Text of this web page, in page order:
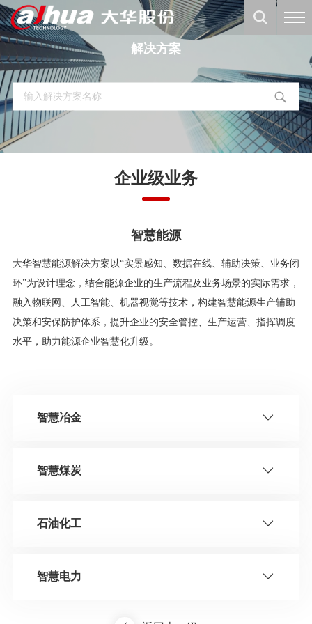
解决方案
企业级业务
智慧能源
大华智慧能源解决方案以“实景感知、数据在线、辅助决策、业务闭
环”为设计理念，结合能源企业的生产流程及业务场景的实际需求，
融入物联网、人工智能、机器视觉等技术，构建智慧能源生产辅助
决策和安保防护体系，提升企业的安全管控、生产运营、指挥调度
水平，助力能源企业智慧化升级。
智慧冶金
智慧煤炭
石油化工
智慧电力